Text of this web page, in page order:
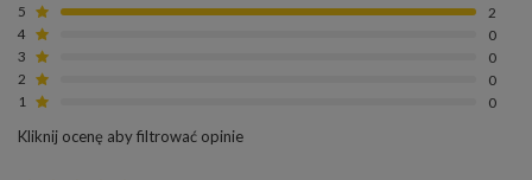
5
2
4
0
3
0
2
0
1
0
Kliknij ocenę aby filtrować opinie